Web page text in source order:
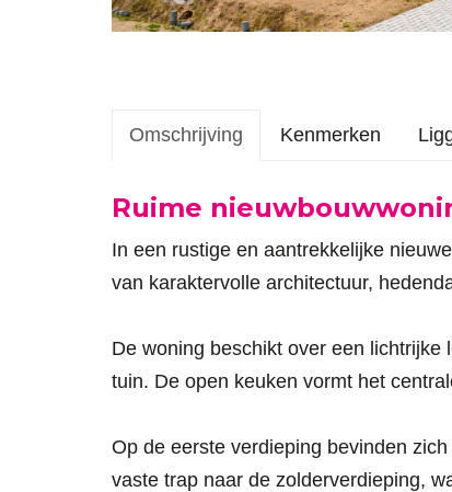
Omschrijving Kenmerken
Omschrijving
Ruime
In een rustige en aantrekkelijke
van karaktervolle architectuur,
De woning beschikt over een
tuin. De open keuken vormt het
Op de eerste verdieping bevinden
vaste trap naar de zolderverdieping,